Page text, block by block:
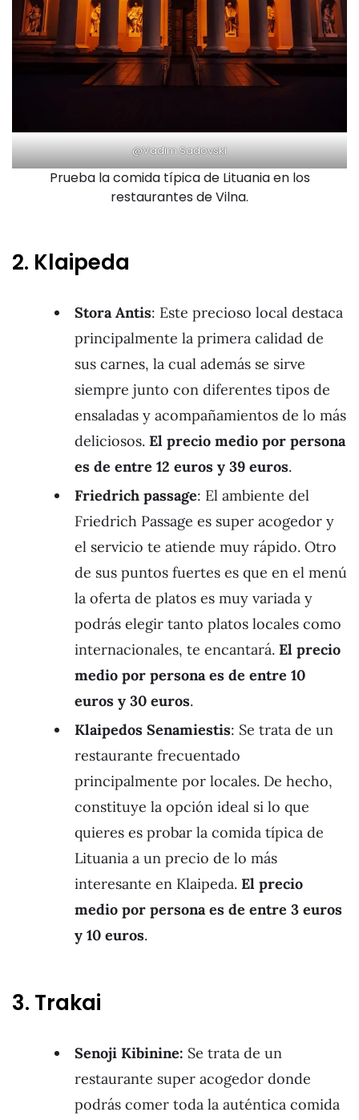
@Vadim Sadovski
Prueba la comida típica de Lituania en los
restaurantes de Vilna.
2. Klaipeda
Stora Antis: Este precioso local destaca
principalmente la primera calidad de
sus carnes, la cual además se sirve
siempre junto con diferentes tipos de
ensaladas y acompañamientos de lo más
deliciosos. El precio medio por persona
es de entre 12 euros y 39 euros.
Friedrich passage: El ambiente del
Friedrich Passage es super acogedor y
el servicio te atiende muy rápido. Otro
de sus puntos fuertes es que en el menú
la oferta de platos es muy variada y
podrás elegir tanto platos locales como
internacionales, te encantará. El precio
medio por persona es de entre 10
euros y 30 euros.
Klaipedos Senamiestis: Se trata de un
restaurante frecuentado
principalmente por locales. De hecho,
constituye la opción ideal si lo que
quieres es probar la comida típica de
Lituania a un precio de lo más
interesante en Klaipeda. El precio
medio por persona es de entre 3 euros
y 10 euros.
3. Trakai
Senoji Kibinine: Se trata de un
restaurante super acogedor donde
podrás comer toda la auténtica comida